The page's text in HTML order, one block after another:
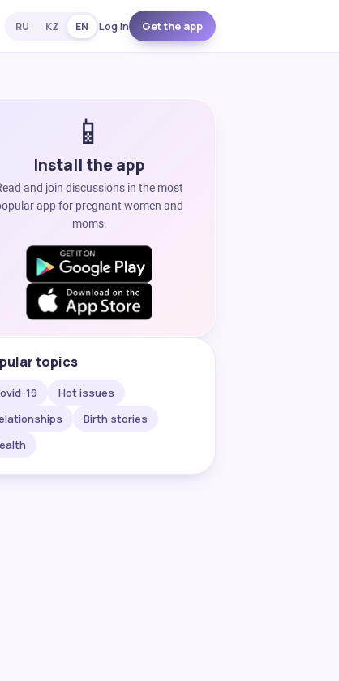
RU KZ EN Log in Get the app
📱
Install the app
and join discussions in the most
app for pregnant women and
moms.
topics
19
Hot issues
Birth stories